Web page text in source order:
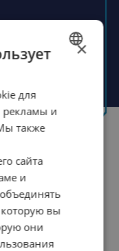
FRENCH
ENGLISH
SPANISH
CHINESE (SIMPLIFIED)
RUSSIAN
×
для
рекламы и
также
сайта
и
вы
они